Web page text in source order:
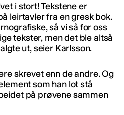
i stort! Tekstene er
leirtavler fra en gresk bok.
så vi så for oss
tekster, men det ble altså
ut, seier Karlsson.
skrevet enn de andre. Og
som han lot stå
på prøvene sammen